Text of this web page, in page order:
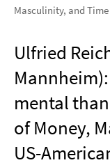
Masculinity, and
Ulfried
mental
of Money,
US-